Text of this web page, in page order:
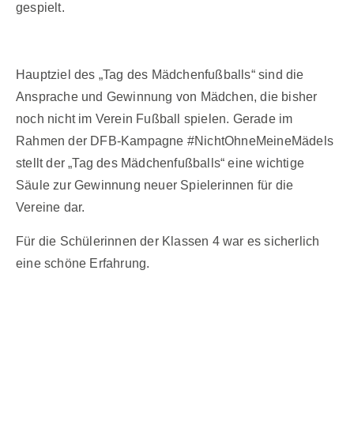
gespielt.
Hauptziel des „Tag des Mädchenfußballs“ sind die
Ansprache und Gewinnung von Mädchen, die bisher
noch nicht im Verein Fußball spielen. Gerade im
Rahmen der DFB-Kampagne #NichtOhneMeineMädels
stellt der „Tag des Mädchenfußballs“ eine wichtige
Säule zur Gewinnung neuer Spielerinnen für die
Vereine dar.
Für die Schülerinnen der Klassen 4 war es sicherlich
eine schöne Erfahrung.